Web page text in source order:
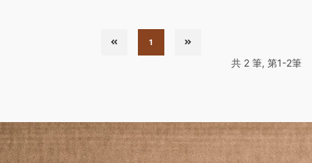
1
共 2 筆, 第1-2筆